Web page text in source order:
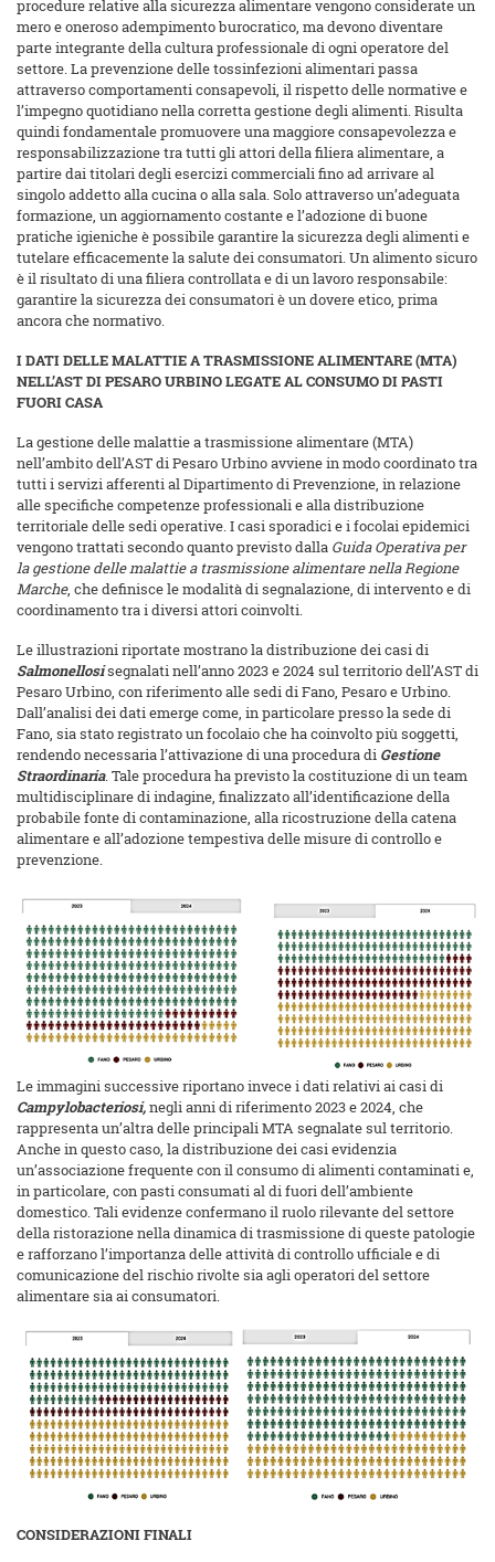
procedure relative alla sicurezza alimentare vengono considerate un
mero e oneroso adempimento burocratico, ma devono diventare
parte integrante della cultura professionale di ogni operatore del
settore. La prevenzione delle tossinfezioni alimentari passa
attraverso comportamenti consapevoli, il rispetto delle normative e
l’impegno quotidiano nella corretta gestione degli alimenti. Risulta
quindi fondamentale promuovere una maggiore consapevolezza e
responsabilizzazione tra tutti gli attori della filiera alimentare, a
partire dai titolari degli esercizi commerciali fino ad arrivare al
singolo addetto alla cucina o alla sala. Solo attraverso un’adeguata
formazione, un aggiornamento costante e l’adozione di buone
pratiche igieniche è possibile garantire la sicurezza degli alimenti e
tutelare efficacemente la salute dei consumatori. Un alimento sicuro
è il risultato di una filiera controllata e di un lavoro responsabile:
garantire la sicurezza dei consumatori è un dovere etico, prima
ancora che normativo.
I DATI DELLE MALATTIE A TRASMISSIONE ALIMENTARE (MTA)
NELL’AST DI PESARO URBINO LEGATE AL CONSUMO DI PASTI
FUORI CASA
La gestione delle malattie a trasmissione alimentare (MTA)
nell’ambito dell’AST di Pesaro Urbino avviene in modo coordinato tra
tutti i servizi afferenti al Dipartimento di Prevenzione, in relazione
alle specifiche competenze professionali e alla distribuzione
territoriale delle sedi operative. I casi sporadici e i focolai epidemici
vengono trattati secondo quanto previsto dalla Guida Operativa per
la gestione delle malattie a trasmissione alimentare nella Regione
Marche, che definisce le modalità di segnalazione, di intervento e di
coordinamento tra i diversi attori coinvolti.
Le illustrazioni riportate mostrano la distribuzione dei casi di
Salmonellosisegnalati nell’anno 2023 e 2024 sul territorio dell’AST di
Pesaro Urbino, con riferimento alle sedi di Fano, Pesaro e Urbino.
Dall’analisi dei dati emerge come, in particolare presso la sede di
Fano, sia stato registrato un focolaio che ha coinvolto più soggetti,
rendendo necessaria l’attivazione di una procedura di Gestione
Straordinaria. Tale procedura ha previsto la costituzione di un team
multidisciplinare di indagine, finalizzato all’identificazione della
probabile fonte di contaminazione, alla ricostruzione della catena
alimentare e all’adozione tempestiva delle misure di controllo e
prevenzione.
Le immagini successive riportano invece i dati relativi ai casi di
Campylobacteriosi,negli anni di riferimento 2023 e 2024, che
rappresenta un’altra delle principali MTA segnalate sul territorio.
Anche in questo caso, la distribuzione dei casi evidenzia
un’associazione frequente con il consumo di alimenti contaminati e,
in particolare, con pasti consumati al di fuori dell’ambiente
domestico. Tali evidenze confermano il ruolo rilevante del settore
della ristorazione nella dinamica di trasmissione di queste patologie
e rafforzano l’importanza delle attività di controllo ufficiale e di
comunicazione del rischio rivolte sia agli operatori del settore
alimentare sia ai consumatori.
CONSIDERAZIONI FINALI